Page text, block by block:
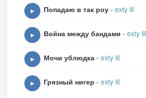
▶ Попадаю в так роу - exty lil
▶ Война между бандами - exty lil
▶ Мочи ублюдка - exty lil
▶ Грязный нигер - exty lil